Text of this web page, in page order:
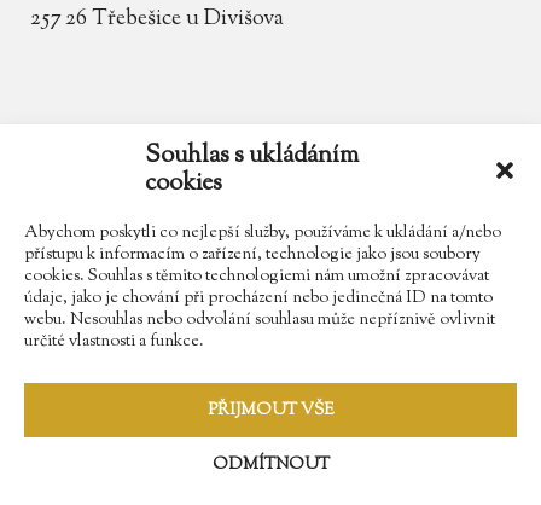
Souhlas s ukládáním
cookies
Abychom poskytli co nejlepší služby, používáme k ukládání a/nebo
přístupu k informacím o zařízení, technologie jako jsou soubory
cookies. Souhlas s těmito technologiemi nám umožní zpracovávat
údaje, jako je chování při procházení nebo jedinečná ID na tomto
webu. Nesouhlas nebo odvolání souhlasu může nepříznivě ovlivnit
určité vlastnosti a funkce.
PŘIJMOUT VŠE
ODMÍTNOUT
257 26 Třebešice u Divišova
zamek.trebesice@volny.cz
602 354 467
Najdete nás na Facebooku
Sledujte náš Instagram